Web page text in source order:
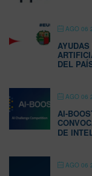
AGO 06
DEL
AGO 06
AI-
DE
AGO 06